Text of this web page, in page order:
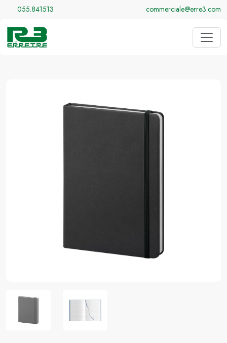
055.841513 commerciale@erre3.com